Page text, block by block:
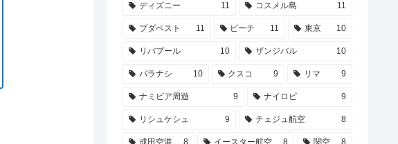
ディズニー 11 コスメル島 11
ブダペスト 11 ビーチ 11 東京 10
リバプール 10 ザンジバル 10
バラナシ 10 クスコ 9 リマ 9
ナミビア周遊 9 ナイロビ 9
リシュケシュ 9 チェジュ航空 8
成田空港 8 イースター航空 8 関空 8